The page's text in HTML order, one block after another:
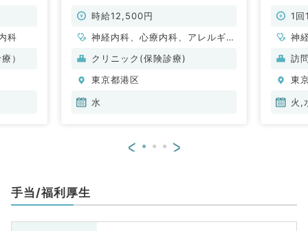
科
）
をお願いします（内科系・皮膚科・
時給12,500円
神経内科、心療内科、アレルギー
科、皮膚科、一般内科、循環器内
分泌・代謝内科、腎臓内科、老年
内科、膠原病科
クリニック(保険診療)
東京都港区
水
1
神
形
小
循
訪
東
火,
< >
手当/福利厚生